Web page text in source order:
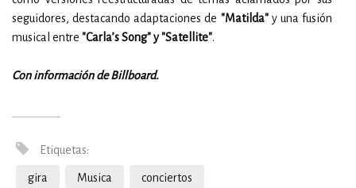
seguidores, destacando adaptaciones de "Matilda"y una fusión
musical entre "Carla’s Song" y "Satellite".
Con información de Billboard.
Etiquetas:
gira Musica conciertos